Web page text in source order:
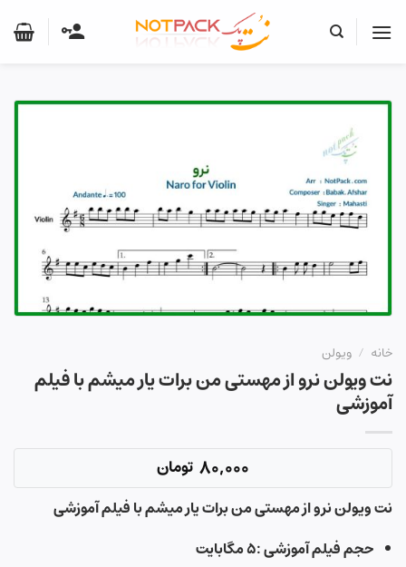
خانه / ویولن
نت ویولن نرو از مهستی من برات یار میشم با فیلم
آموزشی
80,000 تومان
نت ویولن نرو از مهستی من برات یار میشم با فیلم آموزشی
حجم فیلم آموزشی :۵ مگابایت